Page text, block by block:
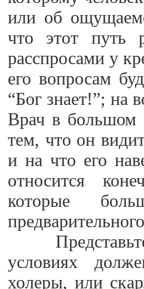
или об
что этот путь
расспросами у
его вопросам
“Бог знает!”; на
Врач в большом
тем, что он
и на что его
относится
которые
условиях
холеры, или